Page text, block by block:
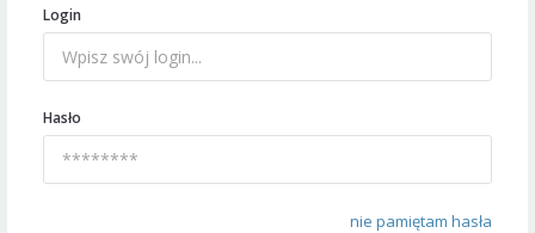
Login
Hasło
nie pamiętam hasła